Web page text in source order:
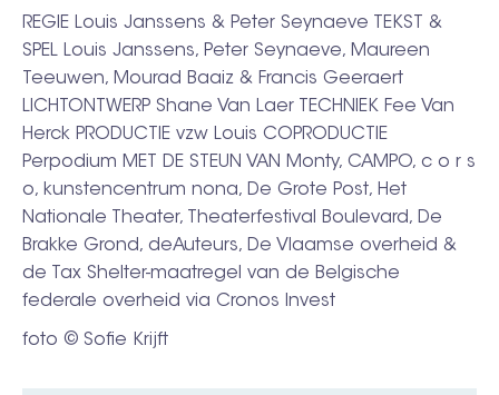
REGIE Louis Janssens & Peter Seynaeve TEKST &
SPEL Louis Janssens, Peter Seynaeve, Maureen
Teeuwen, Mourad Baaiz & Francis Geeraert
LICHTONTWERP Shane Van Laer TECHNIEK Fee Van
Herck PRODUCTIE vzw Louis COPRODUCTIE
Perpodium MET DE STEUN VAN Monty, CAMPO, c o r s
o, kunstencentrum nona, De Grote Post, Het
Nationale Theater, Theaterfestival Boulevard, De
Brakke Grond, deAuteurs, De Vlaamse overheid &
de Tax Shelter-maatregel van de Belgische
federale overheid via Cronos Invest
foto © Sofie Krijft